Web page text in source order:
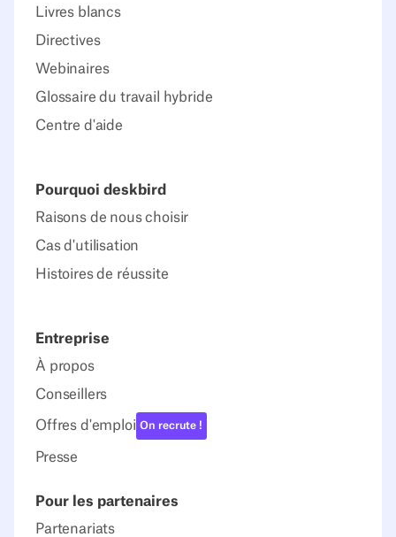
Livres blancs
Directives
Webinaires
Glossaire du travail hybride
Centre d'aide
Pourquoi deskbird
Raisons de nous choisir
Cas d'utilisation
Histoires de réussite
Entreprise
À propos
Conseillers
Offres d'emploi On recrute !
Presse
Pour les partenaires
Partenariats